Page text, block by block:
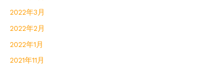
2022年3月
2022年2月
2022年1月
2021年11月